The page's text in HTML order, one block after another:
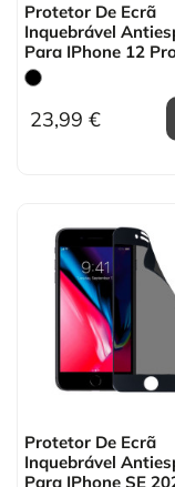
Protetor De Ecrã
Inquebrável
Para IPhone 12
23,99 €
Protetor De Ecrã
Inquebrável
Para IPhone SE